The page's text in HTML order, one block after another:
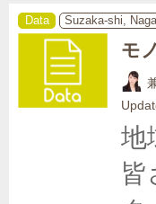
Data Suzaka-shi,
モ
地
皆